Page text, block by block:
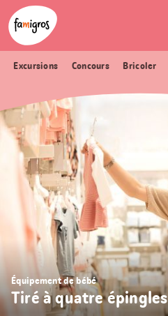
Signets
de
navigation
Header
Logo
Excursions Concours Bricoler
Équipement de bébé
Tiré à quatre épingles